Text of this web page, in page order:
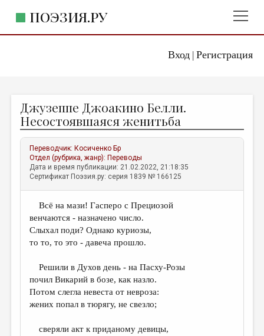
Вход| Регистрация
ПОЭЗИЯ.РУ
ЖАНРЫ
АВТОРЫ
КОММЕНТАРИИ
ЛИТСАЛОН
ПРАВИЛА САЙТА
ОТДЕЛЫ И РУБРИКИ
ДАЙДЖЕСТ
ПРОИЗВЕДЕНИЯ
Джузеппе Джоакино Белли.
Несостоявшаяся женитьба
Переводчик: Косиченко Бр
Отдел (рубрика, жанр): Переводы
Дата и время публикации: 21.02.2022, 21:18:35
Сертификат Поэзия.ру: серия 1839 № 166125
Всё на мази! Гасперо с Прециозой
венчаются - назначено число.
Слыхал поди? Однако куриозы,
то то, то это - давеча прошло.
Решили в Духов день - на Пасху-Розы
почил Викарий в бозе, как назло.
Потом слегла невеста от невроза:
жених попал в тюрягу, не свезло;
сверяли акт к приданому девицы,